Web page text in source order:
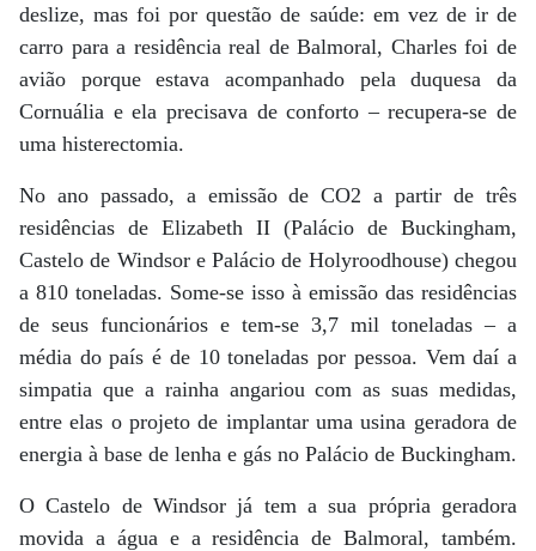
deslize, mas foi por questão de saúde: em vez de ir de
carro para a residência real de Balmoral, Charles foi de
avião porque estava acompanhado pela duquesa da
Cornuália e ela precisava de conforto – recupera-se de
uma histerectomia.
No ano passado, a emissão de CO2 a partir de três
residências de Elizabeth II (Palácio de Buckingham,
Castelo de Windsor e Palácio de Holyroodhouse) chegou
a 810 toneladas. Some-se isso à emissão das residências
de seus funcionários e tem-se 3,7 mil toneladas – a
média do país é de 10 toneladas por pessoa. Vem daí a
simpatia que a rainha angariou com as suas medidas,
entre elas o projeto de implantar uma usina geradora de
energia à base de lenha e gás no Palácio de Buckingham.
O Castelo de Windsor já tem a sua própria geradora
movida a água e a residência de Balmoral, também.